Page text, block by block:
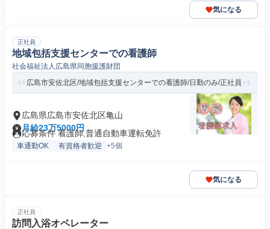
気になる
正社員
地域包括支援センターでの看護師
社会福祉法人広島県同胞援護財団
広島市安佐北区/地域包括支援センターでの看護師/日勤のみ/正社員
広島県広島市安佐北区亀山
月給23万5000円
応募条件 看護師,普通自動車運転免許
車通勤OK 有資格者歓迎 +5個
気になる
正社員
訪問入浴オペレーター